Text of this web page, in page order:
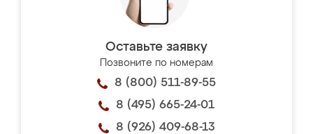
Оставьте заявку
Позвоните по номерам
8 (800) 511-89-55
8 (495) 665-24-01
8 (926) 409-68-13